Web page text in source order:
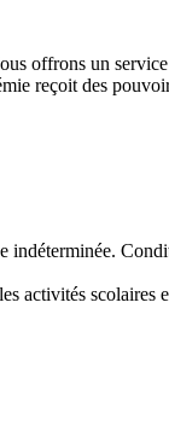
offrons un
reçoit des
indéterminée.
activités scolaires